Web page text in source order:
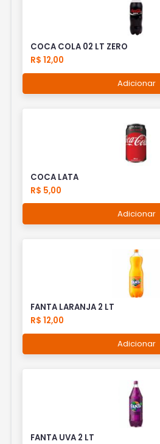
COCA COLA 02 LT ZERO
R$ 12,00
Adicionar
COCA LATA
R$ 5,00
Adicionar
FANTA LARANJA 2 LT
R$ 12,00
Adicionar
FANTA UVA 2 LT